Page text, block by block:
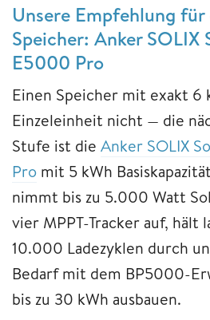
Unsere Empfehlung
Speicher: Anker SOLIX
E5000 Pro
Einen Speicher mit exakt 6
Einzeleinheit nicht — die
Stufe ist die Anker SOLIX
Pro mit 5 kWh
nimmt bis zu 5.000 Watt
vier MPPT-Tracker auf, hält
10.000 Ladezyklen durch
Bedarf mit dem BP5000-
bis zu 30 kWh ausbauen.